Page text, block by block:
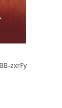
zxrFy